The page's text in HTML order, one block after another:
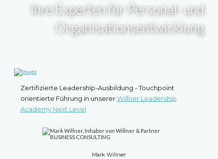
Ihre Experten für Personal- und
Organisationsentwicklung
Zertifizierte Leadership-Ausbildung - Touchpoint
orientierte Führung in unsererWillner Leadership
Academy Next Level
Mark Willner